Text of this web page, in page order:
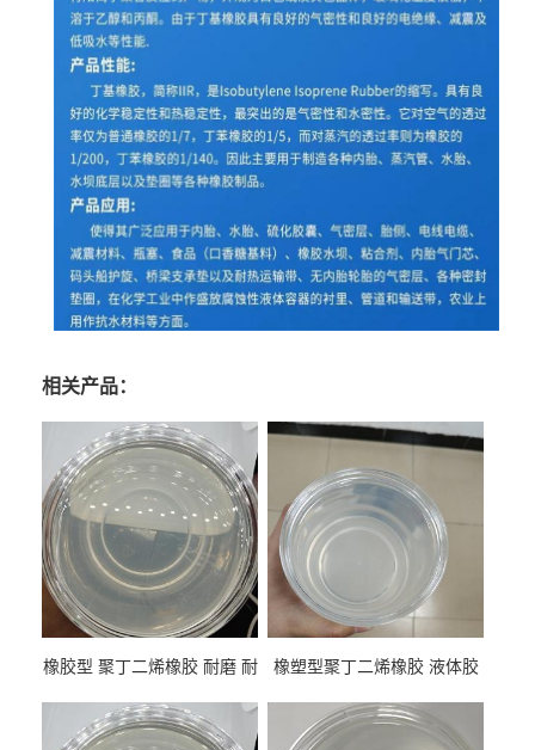
相关产品：
橡胶型 聚丁二烯橡胶 耐磨 耐
性
橡塑型聚丁二烯橡胶 液体胶
专用